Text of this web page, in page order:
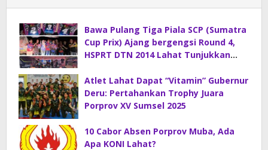
Bawa Pulang Tiga Piala SCP (Sumatra
Cup Prix) Ajang bergengsi Round 4,
HSPRT DTN 2014 Lahat Tunjukkan
Atlet Lahat Dapat “Vitamin” Gubernur
Deru: Pertahankan Trophy Juara
Porprov XV Sumsel 2025
10 Cabor Absen Porprov Muba, Ada
Apa KONI Lahat?